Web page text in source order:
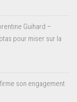
Guihard –
pour miser sur la
son engagement